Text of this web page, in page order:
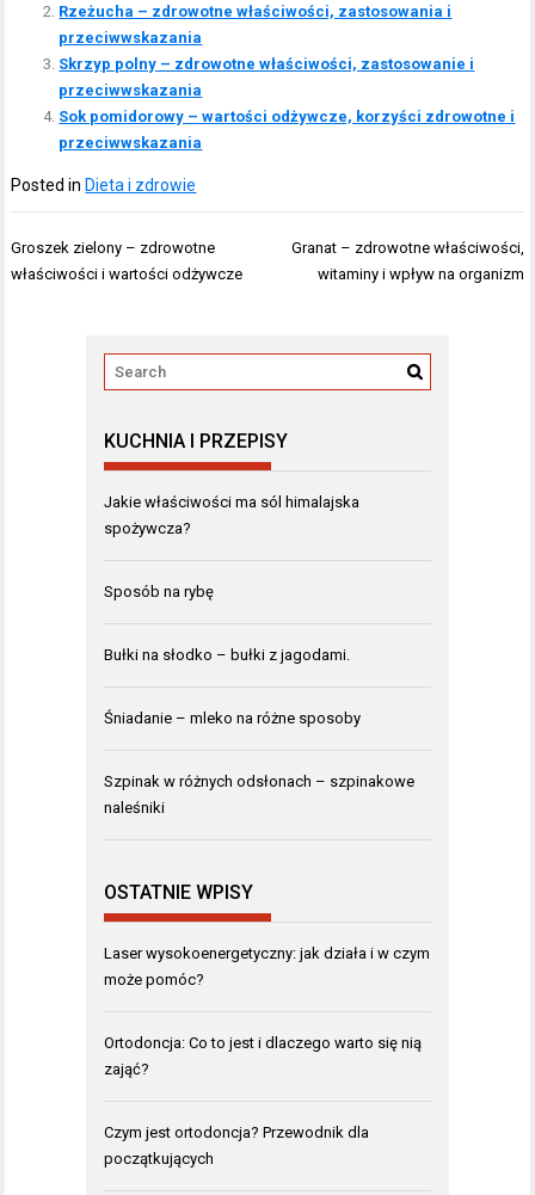
Rzeżucha – zdrowotne właściwości, zastosowania i
przeciwwskazania
Skrzyp polny – zdrowotne właściwości, zastosowanie i
przeciwwskazania
Sok pomidorowy – wartości odżywcze, korzyści zdrowotne i
przeciwwskazania
Posted inDieta i zdrowie
Nawigacja
wpisu
Groszek zielony – zdrowotne
właściwości i wartości odżywcze
Granat – zdrowotne właściwości,
witaminy i wpływ na organizm
KUCHNIA I PRZEPISY
Jakie właściwości ma sól himalajska
spożywcza?
Sposób na rybę
Bułki na słodko – bułki z jagodami.
Śniadanie – mleko na różne sposoby
Szpinak w różnych odsłonach – szpinakowe
naleśniki
OSTATNIE WPISY
Laser wysokoenergetyczny: jak działa i w czym
może pomóc?
Ortodoncja: Co to jest i dlaczego warto się nią
zająć?
Czym jest ortodoncja? Przewodnik dla
początkujących